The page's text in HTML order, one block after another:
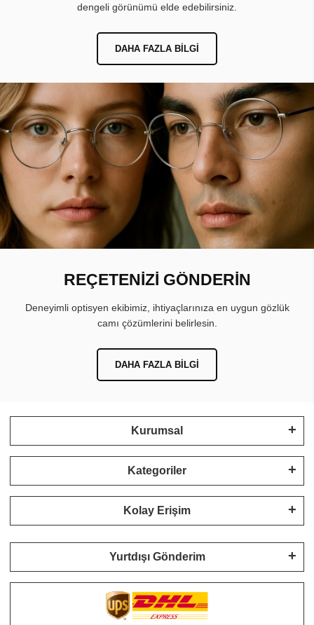
dengeli görünümü elde edebilirsiniz.
DAHA FAZLA BILGI
REÇETENİZİ GÖNDERİN
Deneyimli optisyen ekibimiz, ihtiyaçlarınıza en uygun gözlük
camı çözümlerini belirlesin.
DAHA FAZLA BILGI
Kurumsal
Kategoriler
Kolay Erişim
Yurtdışı Gönderim